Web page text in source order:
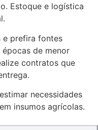
Estoque e logística
e prefira fontes
de menor
contratos que
necessidades
insumos agrícolas.